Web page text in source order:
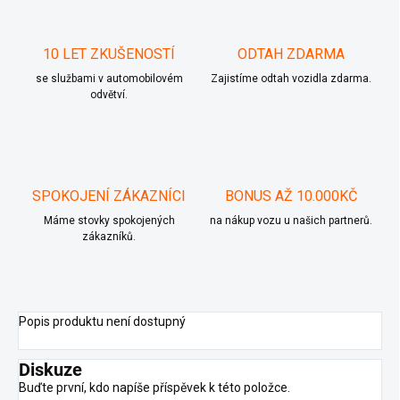
10 LET ZKUŠENOSTÍ
se službami v automobilovém
odvětví.
ODTAH ZDARMA
Zajistíme odtah vozidla zdarma.
SPOKOJENÍ ZÁKAZNÍCI
Máme stovky spokojených
zákazníků.
BONUS AŽ 10.000KČ
na nákup vozu u našich partnerů.
Popis produktu není dostupný
Diskuze
Buďte první, kdo napíše příspěvek k této položce.